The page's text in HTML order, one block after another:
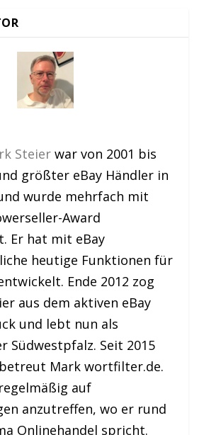
Steier war von 2001 bis
größter eBay Händler in
wurde mehrfach mit
Award
Er hat mit eBay
heutige Funktionen für
Ende 2012 zog
aus dem aktiven eBay
und lebt nun als
Südwestpfalz. Seit 2015
Mark wortfilter.de.
auf
anzutreffen, wo er rund
Onlinehandel spricht.